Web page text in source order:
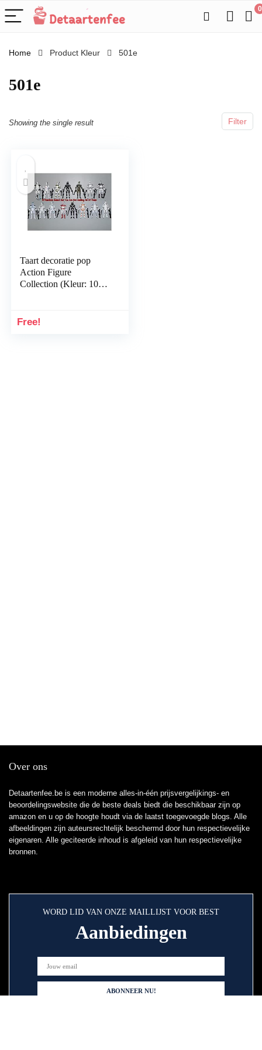
0
Home Product Kleur 501e
501e
Filter
Showing the single result
Taart decoratie pop
Action Figure
Collection (Kleur: 10
Free!
Over ons
Detaartenfee.be is een moderne alles-in-één prijsvergelijkings- en
beoordelingswebsite die de beste deals biedt die beschikbaar zijn op
amazon en u op de hoogte houdt via de laatst toegevoegde blogs. Alle
afbeeldingen zijn auteursrechtelijk beschermd door hun respectievelijke
eigenaren. Alle geciteerde inhoud is afgeleid van hun respectievelijke
bronnen.
WORD LID VAN ONZE MAILLIJST VOOR BEST
Aanbiedingen